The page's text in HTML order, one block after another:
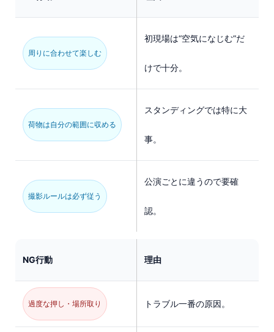
周りに合わせて楽しむ
初現場は“空気になじむ”だ
けで十分。
荷物は自分の範囲に収める
スタンディングでは特に大
事。
撮影ルールは必ず従う
公演ごとに違うので要確
認。
NG行動 理由
過度な押し・場所取り トラブル一番の原因。